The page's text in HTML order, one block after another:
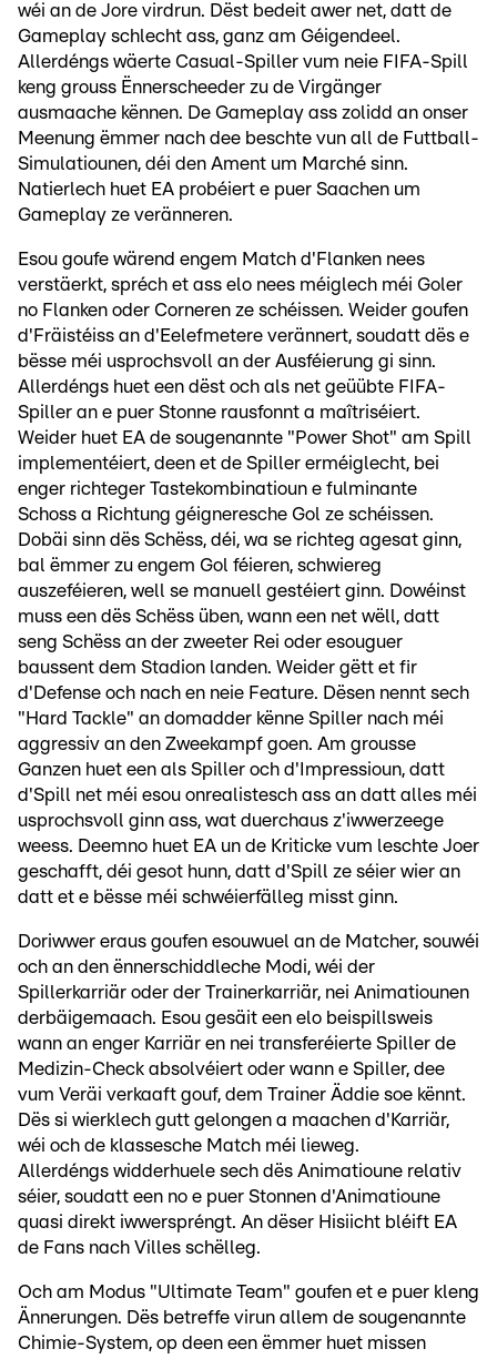
wéi an de Jore virdrun. Dëst bedeit awer net, datt de
Gameplay schlecht ass, ganz am Géigendeel.
Allerdéngs wäerte Casual-Spiller vum neie FIFA-Spill
keng grouss Ënnerscheeder zu de Virgänger
ausmaache kënnen. De Gameplay ass zolidd an onser
Meenung ëmmer nach dee beschte vun all de Futtball-
Simulatiounen, déi den Ament um Marché sinn.
Natierlech huet EA probéiert e puer Saachen um
Gameplay ze veränneren.
Esou goufe wärend engem Match d'Flanken nees
verstäerkt, spréch et ass elo nees méiglech méi Goler
no Flanken oder Corneren ze schéissen. Weider goufen
d'Fräistéiss an d'Eelefmetere verännert, soudatt dës e
bësse méi usprochsvoll an der Ausféierung gi sinn.
Allerdéngs huet een dëst och als net geüübte FIFA-
Spiller an e puer Stonne rausfonnt a maîtriséiert.
Weider huet EA de sougenannte "Power Shot" am Spill
implementéiert, deen et de Spiller erméiglecht, bei
enger richteger Tastekombinatioun e fulminante
Schoss a Richtung géigneresche Gol ze schéissen.
Dobäi sinn dës Schëss, déi, wa se richteg agesat ginn,
bal ëmmer zu engem Gol féieren, schwiereg
auszeféieren, well se manuell gestéiert ginn. Dowéinst
muss een dës Schëss üben, wann een net wëll, datt
seng Schëss an der zweeter Rei oder esouguer
baussent dem Stadion landen. Weider gëtt et fir
d'Defense och nach en neie Feature. Dësen nennt sech
"Hard Tackle" an domadder kënne Spiller nach méi
aggressiv an den Zweekampf goen. Am grousse
Ganzen huet een als Spiller och d'Impressioun, datt
d'Spill net méi esou onrealistesch ass an datt alles méi
usprochsvoll ginn ass, wat duerchaus z'iwwerzeege
weess. Deemno huet EA un de Kriticke vum leschte Joer
geschafft, déi gesot hunn, datt d'Spill ze séier wier an
datt et e bësse méi schwéierfälleg misst ginn.
Doriwwer eraus goufen esouwuel an de Matcher, souwéi
och an den ënnerschiddleche Modi, wéi der
Spillerkarriär oder der Trainerkarriär, nei Animatiounen
derbäigemaach. Esou gesäit een elo beispillsweis
wann an enger Karriär en nei transferéierte Spiller de
Medizin-Check absolvéiert oder wann e Spiller, dee
vum Veräi verkaaft gouf, dem Trainer Äddie soe kënnt.
Dës si wierklech gutt gelongen a maachen d'Karriär,
wéi och de klassesche Match méi lieweg.
Allerdéngs widderhuele sech dës Animatioune relativ
séier, soudatt een no e puer Stonnen d'Animatioune
quasi direkt iwwerspréngt. An dëser Hisiicht bléift EA
de Fans nach Villes schëlleg.
Och am Modus "Ultimate Team" goufen et e puer kleng
Ännerungen. Dës betreffe virun allem de sougenannte
Chimie-System, op deen een ëmmer huet missen